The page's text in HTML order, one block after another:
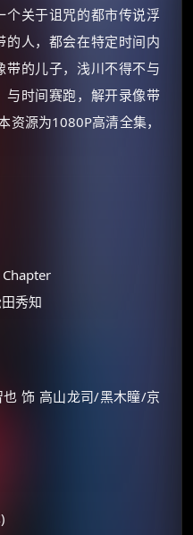
个关于诅咒的都市传说浮
的人，都会在特定时间内
的儿子，浅川不得不与
与时间赛跑，解开录像带
资源为1080P高清全集，
秀知
饰 高山龙司/黑木瞳/京